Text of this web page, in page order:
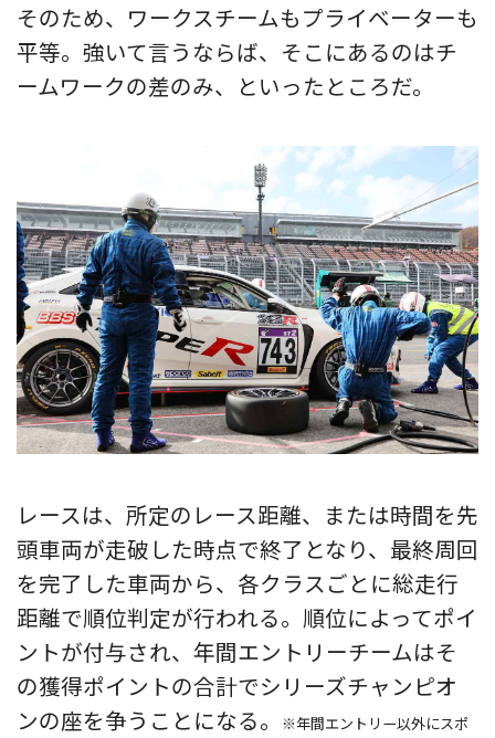
そのため、ワークスチームもプライベーターも
平等。強いて言うならば、そこにあるのはチ
ームワークの差のみ、といったところだ。
レースは、所定のレース距離、または時間を先
頭車両が走破した時点で終了となり、最終周回
を完了した車両から、各クラスごとに総走行
距離で順位判定が行われる。順位によってポイ
ントが付与され、年間エントリーチームはそ
の獲得ポイントの合計でシリーズチャンピオ
ンの座を争うことになる。
※年間エントリー以外にスポ